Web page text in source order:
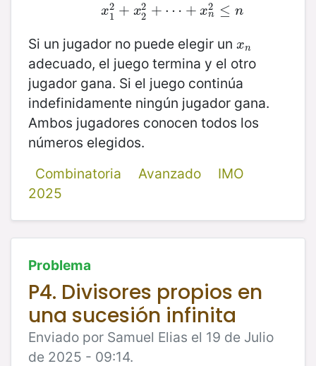
x2
1 + x2
2 + ⋯ + x2
n ≤ n
x 12 +x 22 + ⋯ +xn2 ≤n
Si un jugador no puede elegir un xn
xn
adecuado, el juego termina y el otro
jugador gana. Si el juego continúa
indefinidamente ningún jugador gana.
Ambos jugadores conocen todos los
números elegidos.
Combinatoria
Avanzado
IMO
2025
Problema
P4. Divisores propios en
una sucesión infinita
Enviado por Samuel Elias el 19 de Julio
de 2025 - 09:14.